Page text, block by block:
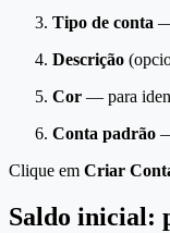
Tipo de conta —
Descrição
Cor — para
Conta padrão
Clique em Criar
Saldo inicial: